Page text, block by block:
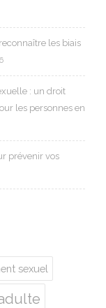
les biais
: un droit
les personnes en
prévenir vos
sexuel